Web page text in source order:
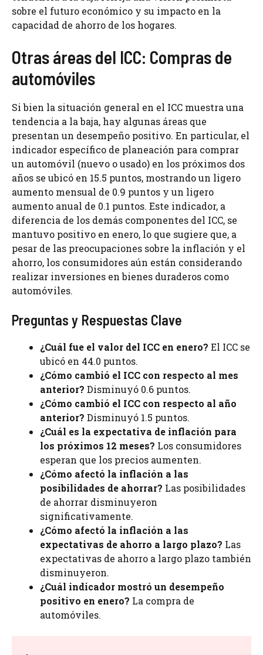
sobre el futuro económico y su impacto en la
capacidad de ahorro de los hogares.
Otras áreas del ICC: Compras de
automóviles
Si bien la situación general en el ICC muestra una
tendencia a la baja, hay algunas áreas que
presentan un desempeño positivo. En particular, el
indicador específico de planeación para comprar
un automóvil (nuevo o usado) en los próximos dos
años se ubicó en 15.5 puntos, mostrando un ligero
aumento mensual de 0.9 puntos y un ligero
aumento anual de 0.1 puntos. Este indicador, a
diferencia de los demás componentes del ICC, se
mantuvo positivo en enero, lo que sugiere que, a
pesar de las preocupaciones sobre la inflación y el
ahorro, los consumidores aún están considerando
realizar inversiones en bienes duraderos como
automóviles.
Preguntas y Respuestas Clave
¿Cuál fue el valor del ICC en enero? El ICC se
ubicó en 44.0 puntos.
¿Cómo cambió el ICC con respecto al mes
anterior? Disminuyó 0.6 puntos.
¿Cómo cambió el ICC con respecto al año
anterior? Disminuyó 1.5 puntos.
¿Cuál es la expectativa de inflación para
los próximos 12 meses? Los consumidores
esperan que los precios aumenten.
¿Cómo afectó la inflación a las
posibilidades de ahorrar? Las posibilidades
de ahorrar disminuyeron
significativamente.
¿Cómo afectó la inflación a las
expectativas de ahorro a largo plazo? Las
expectativas de ahorro a largo plazo también
disminuyeron.
¿Cuál indicador mostró un desempeño
positivo en enero? La compra de
automóviles.